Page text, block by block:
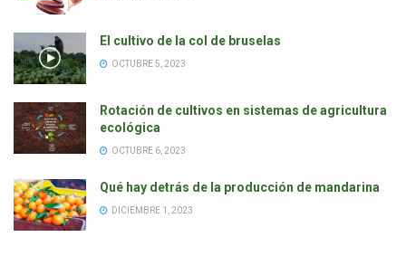
El cultivo de la col de bruselas
OCTUBRE 5, 2023
Rotación de cultivos en sistemas de agricultura
ecológica
OCTUBRE 6, 2023
Qué hay detrás de la producción de mandarina
DICIEMBRE 1, 2023